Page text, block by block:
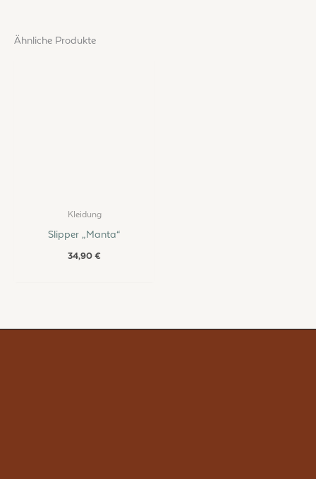
Ähnliche Produkte
Kleidung
Slipper „Manta“
34,90€